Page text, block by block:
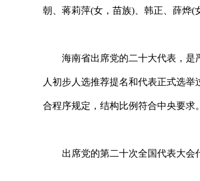
朝、蒋莉萍(女，苗族)、韩正、薛烨(
海南省出席党的二十大代表，是
人初步人选推荐提名和代表正式选
合程序规定，结构比例符合中央要求。
出席党的第二十次全国代表大会代